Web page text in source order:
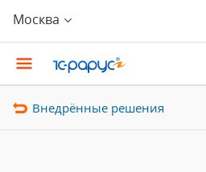
Москва
Внедрённые решения